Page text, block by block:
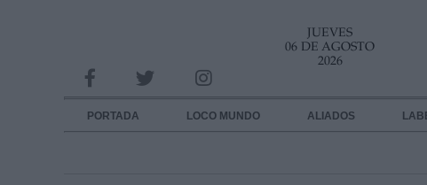
JUEVES
06 DE AGOSTO
2026
PORTADA LOCO MUNDO ALIADOS
INFORMACION SOBRE LA PROTECCIÓN DE TUS DATOS
Responsable: